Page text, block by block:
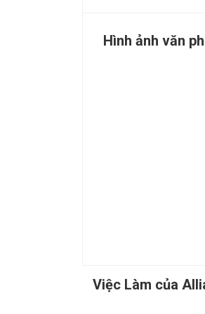
Hình ảnh văn
Việc Làm của